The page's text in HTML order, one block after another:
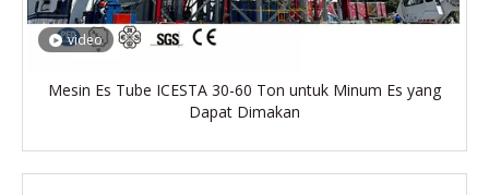
video
Mesin Es Tube ICESTA 30-60 Ton untuk Minum Es yang
Dapat Dimakan